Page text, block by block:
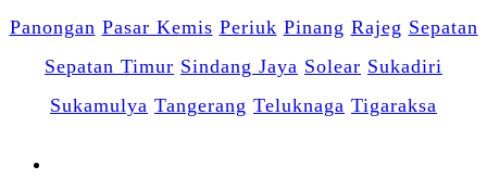
Panongan Pasar Kemis Periuk Pinang Rajeg Sepatan
Sepatan Timur Sindang Jaya Solear Sukadiri
Sukamulya Tangerang Teluknaga Tigaraksa